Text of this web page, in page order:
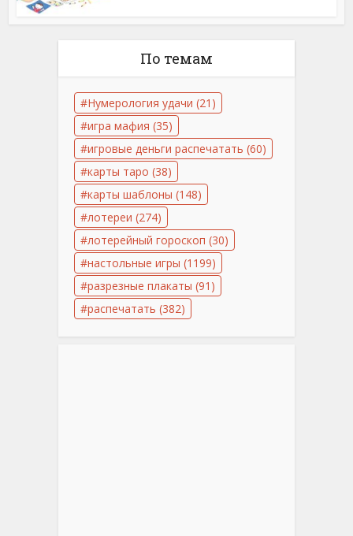
По темам
Нумерология удачи (21)
игра мафия (35)
игровые деньги распечатать (60)
карты таро (38)
карты шаблоны (148)
лотереи (274)
лотерейный гороскоп (30)
настольные игры (1199)
разрезные плакаты (91)
распечатать (382)